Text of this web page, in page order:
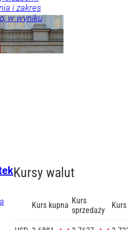
i zakres
w wyniku
Kursy walut
Kurs kupna Kurs
sprzedaży